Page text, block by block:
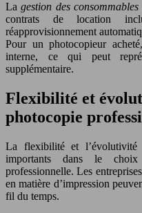
Lagestion des consommables
contrats de location
réapprovisionnement
Pour un photocopieur
interne, ce qui peut
supplémentaire.
Flexibilité et
photocopie
La flexibilité et
importants dans le
professionnelle. Les
en matière d’impression
fil du temps.